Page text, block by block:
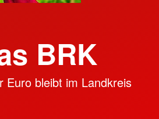
BRK
Euro bleibt im Landkreis